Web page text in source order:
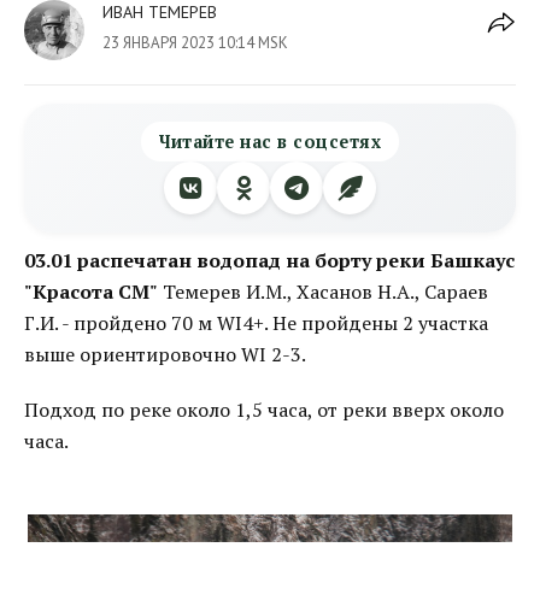
ИВАН ТЕМЕРЕВ
23 ЯНВАРЯ 2023 10:14 MSK
Читайте нас в соцсетях
03.01 распечатан водопад на борту реки Башкаус
"Красота СМ" Темерев И.М., Хасанов Н.А., Сараев
Г.И. - пройдено 70 м WI4+. Не пройдены 2 участка
выше ориентировочно WI 2-3.
Подход по реке около 1,5 часа, от реки вверх около
часа.